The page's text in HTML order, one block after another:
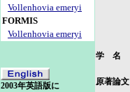
Vollenhovia emeryi
FORMIS
Vollenhovia emeryi
2003年英語版に
学 名
原著論文